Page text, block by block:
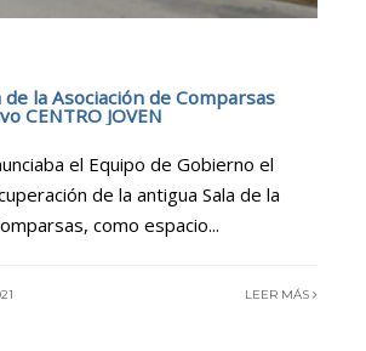
de la Asociación de Comparsas
CENTRO JOVEN
el Equipo de Gobierno el
de la antigua Sala de la
como espacio...
LEER MÁS